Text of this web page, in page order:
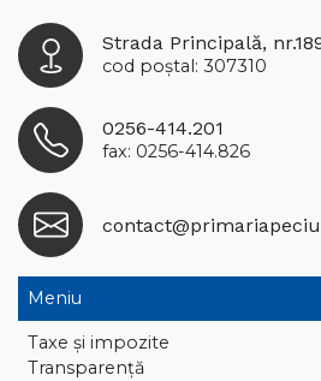
Strada Principală,
cod poștal: 307310
0256-414.201
fax: 0256-414.826
Meniu
Taxe și impozite
Transparență